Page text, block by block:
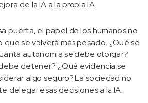
de la IA a la propia IA.
puerta, el papel de los humanos no
que se volverá más pesado. ¿Qué se
autonomía se debe otorgar?
detener? ¿Qué evidencia se
algo seguro? La sociedad no
delegar esas decisiones a la IA.